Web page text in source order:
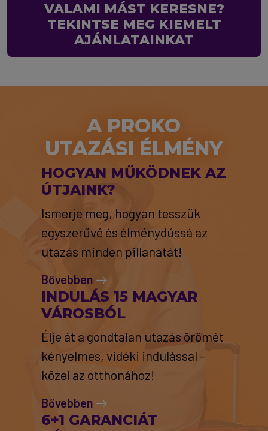
VALAMI MÁST KERESNE?
TEKINTSE MEG KIEMELT
AJÁNLATAINKAT
A PROKO
UTAZÁSI ÉLMÉNY
HOGYAN MŰKÖDNEK AZ
ÚTJAINK?
Ismerje meg, hogyan tesszük
egyszerűvé és élménydússá az
utazás minden pillanatát!
Bővebben
INDULÁS 15 MAGYAR
VÁROSBÓL
Élje át a gondtalan utazás örömét
kényelmes, vidéki indulással –
közel az otthonához!
Bővebben
6+1 GARANCIÁT